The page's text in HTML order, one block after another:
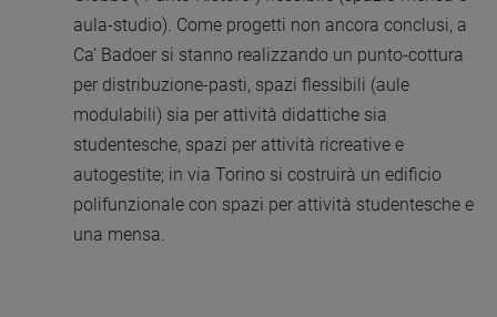
aula-studio). Come progetti non ancora conclusi, a
Ca’ Badoer si stanno realizzando un punto-cottura
per distribuzione-pasti, spazi flessibili (aule
modulabili) sia per attività didattiche sia
studentesche, spazi per attività ricreative e
autogestite; in via Torino si costruirà un edificio
polifunzionale con spazi per attività studentesche e
una mensa.